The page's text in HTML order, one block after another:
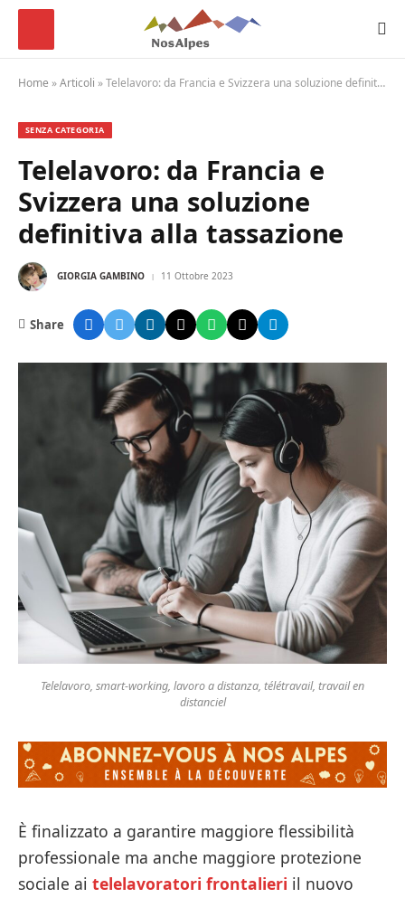
Home »Articoli »Telelavoro: da Francia e Svizzera una soluzione definitiva alla tassazione
SENZA CATEGORIA
Telelavoro: da Francia e
Svizzera una soluzione
definitiva alla tassazione
GIORGIA GAMBINO 11 Ottobre 2023
Share
Telelavoro, smart-working, lavoro a distanza, télétravail, travail en
distanciel
È finalizzato a garantire maggiore flessibilità
professionale ma anche maggiore protezione
sociale ai telelavoratori frontalieri il nuovo